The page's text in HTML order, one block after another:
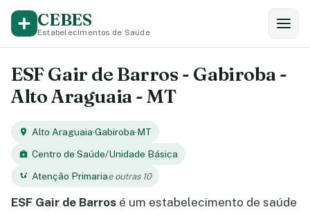
CEBES
Estabelecimentos de Saúde
ESF Gair de Barros - Gabiroba -
Alto Araguaia - MT
Alto Araguaia·Gabiroba·MT
Centro de Saúde/Unidade Básica
Atenção Primariae outras 10
ESF Gair de Barros é um estabelecimento de saúde